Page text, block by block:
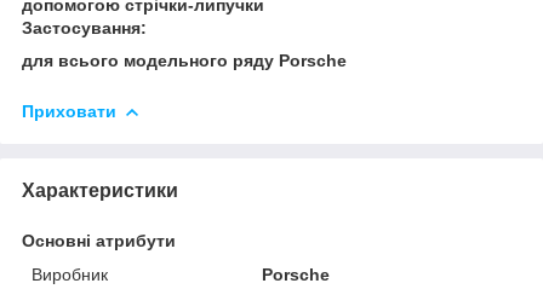
допомогою стрічки-липучки
Застосування:
для всього модельного ряду Porsche
Приховати
Характеристики
Основні атрибути
Виробник
Porsche